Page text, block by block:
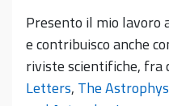
Presento il mio lavoro
e contribuisco anche
riviste scientifiche, fra
Letters, The